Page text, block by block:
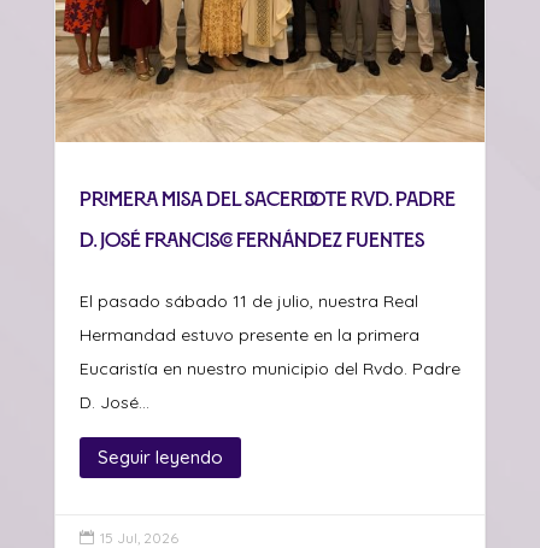
Primera misa del sacerdote Rvd. Padre
D. José Francisco Fernández Fuentes
El pasado sábado 11 de julio, nuestra Real
Hermandad estuvo presente en la primera
Eucaristía en nuestro municipio del Rvdo. Padre
D. José...
Seguir leyendo
 15 Jul, 2026